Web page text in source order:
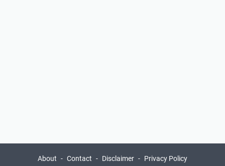
About Contact Disclaimer Privacy Policy